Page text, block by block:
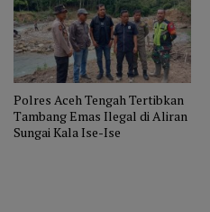
Polres Aceh Tengah Tertibkan
Tambang Emas Ilegal di Aliran
Sungai Kala Ise-Ise